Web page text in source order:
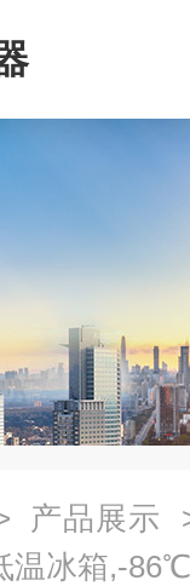
产品展示
温冰箱,-